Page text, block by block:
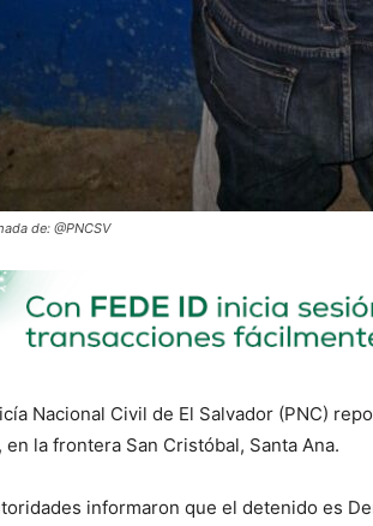
de: @PNCSV
Nacional Civil de El Salvador (PNC)
en la frontera San Cristóbal, Santa Ana.
informaron que el detenido es